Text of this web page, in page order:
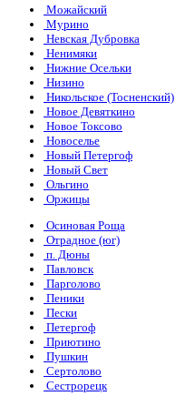
Можайский
Мурино
Невская Дубровка
Ненимяки
Нижние Осельки
Низино
Никольское (Тосненский)
Новое Девяткино
Новое Токсово
Новоселье
Новый Петергоф
Новый Свет
Ольгино
Оржицы
Осиновая Роща
Отрадное (юг)
п. Дюны
Павловск
Парголово
Пеники
Пески
Петергоф
Приютино
Пушкин
Сертолово
Сестрорецк